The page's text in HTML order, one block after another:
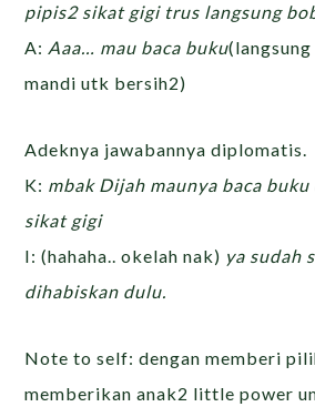
pipis2 sikat gigi trus langsung
A: Aaa… mau baca buku
mandi utk bersih2)
Adeknya jawabannya diplomatis.
K: mbak Dijah maunya baca
sikat gigi
I: (hahaha.. okelah nak) ya sudah
dihabiskan dulu.
Note to self: dengan memberi
memberikan anak2 little power